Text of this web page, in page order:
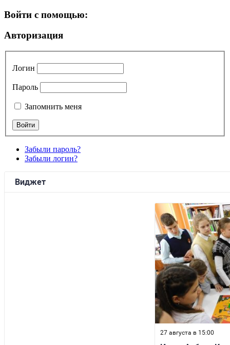
Войти с помощью:
Авторизация
Логин
Пароль
Запомнить меня
Забыли пароль?
Забыли логин?